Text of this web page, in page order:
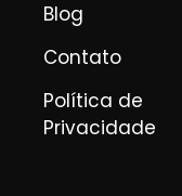
Blog
Contato
Política de
Privacidade